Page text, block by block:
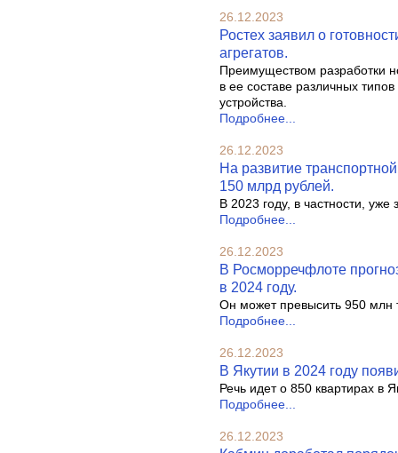
26.12.2023
Ростех заявил о
агрегатов.
Преимуществом разработки
в ее составе различных
устройства.
Подробнее...
26.12.2023
На развитие
150 млрд рублей.
В 2023 году, в частности,
Подробнее...
26.12.2023
В Росморречфлоте
в 2024 году.
Он может превысить 950 млн
Подробнее...
26.12.2023
В Якутии в 2024 году
Речь идет о 850 квартирах
Подробнее...
26.12.2023